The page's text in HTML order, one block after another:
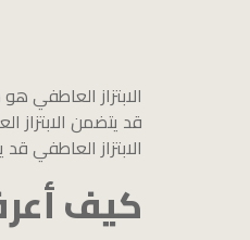
الابتزاز العاطفي
قد يتضمن الابتزاز
الابتزاز العاطفي
كيف